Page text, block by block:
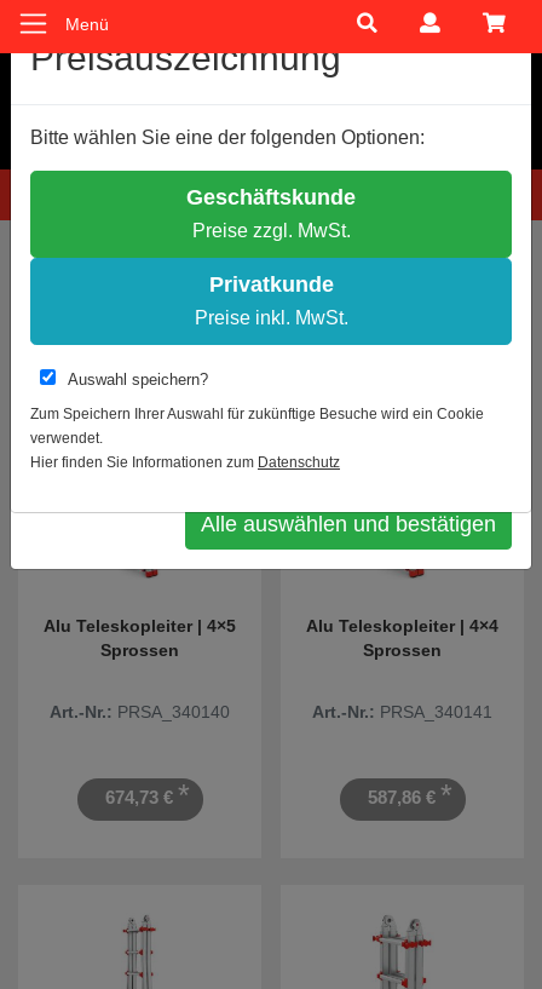
Hotline: 0781 9399888-60
Menü
Sie sind hier: Feuerwehrleiter Teleskopleiter
Teleskopleiter
Alu Teleskopleiter | 4×5
Sprossen
Art.-Nr.: PRSA_340140
674,73 € *
Alu Teleskopleiter | 4×4
Sprossen
Art.-Nr.: PRSA_340141
587,86 € *
Cookie-Einstellungen
Wir verwenden Cookies, um Ihnen ein optimales
Einige Cookies sind technisch notwendig, andere dienen zu
anonymen Statistikzwecken.
Entscheiden Sie bitte selbst, welche Cookies Sie akzeptieren.
Notwendige Cookies erlauben
Weitere Infos
Datenschutz Impressum
Auswahl bestätigen
Alle auswählen und bestätigen
Preisauszeichnung
Bitte wählen Sie eine der folgenden Optionen:
Geschäftskunde
Preise zzgl. MwSt.
Privatkunde
Preise inkl. MwSt.
Auswahl speichern?
Zum Speichern Ihrer Auswahl für zukünftige Besuche wird ein Cookie
verwendet.
Hier finden Sie Informationen zum Datenschutz